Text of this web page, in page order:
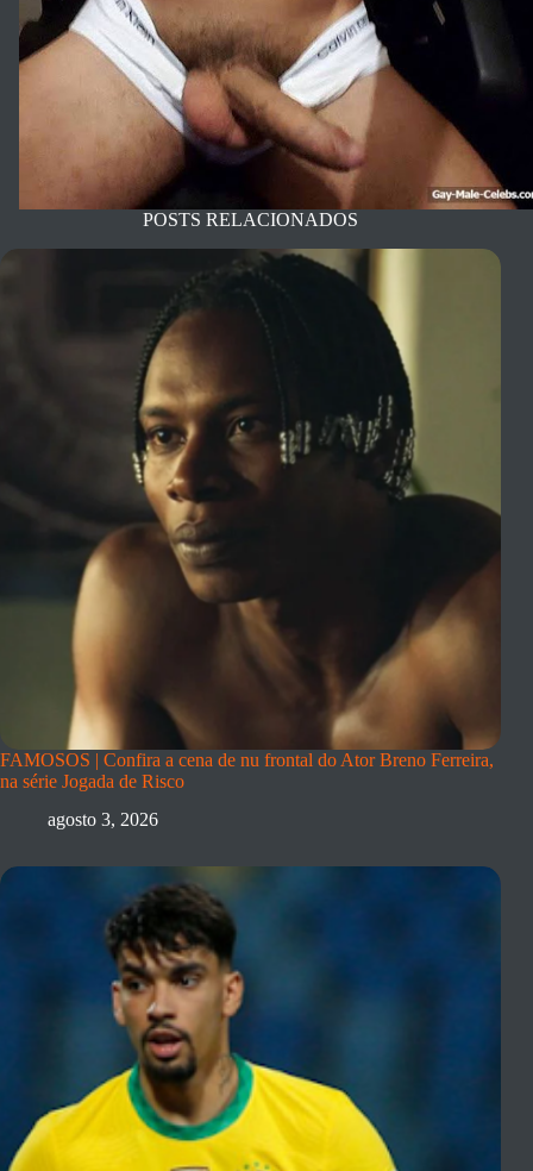
POSTS RELACIONADOS
FAMOSOS | Confira a cena de nu frontal do Ator Breno Ferreira,
na série Jogada de Risco
agosto 3, 2026